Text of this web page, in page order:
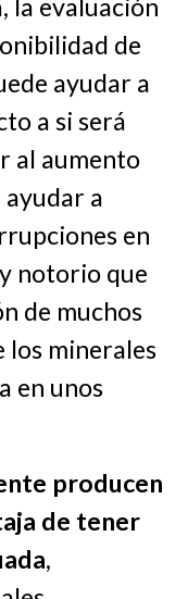
la evaluación
de
ayudar a
a si será
al aumento
ayudar a
en
notorio que
de muchos
los minerales
en unos
producen
de tener
,